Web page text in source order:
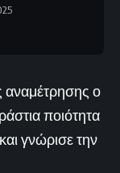
αναμέτρησης ο
ποιότητα
γνώρισε την